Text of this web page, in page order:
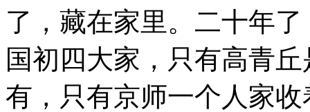
了，藏在家里。二十年
国初四大家，只有高青
有，只有京师一个人家